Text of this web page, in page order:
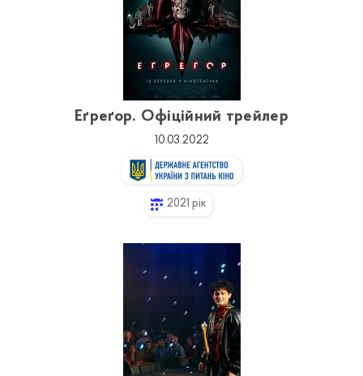
Еґреґор. Офіційний трейлер
10.03.2022
2021 рік